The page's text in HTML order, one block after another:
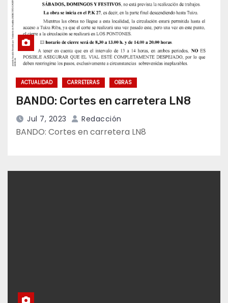
ACTUALIDAD CARRETERAS OBRAS
BANDO: Cortes en carretera LN8
Jul 7, 2023 Redacción
BANDO: Cortes en carretera LN8